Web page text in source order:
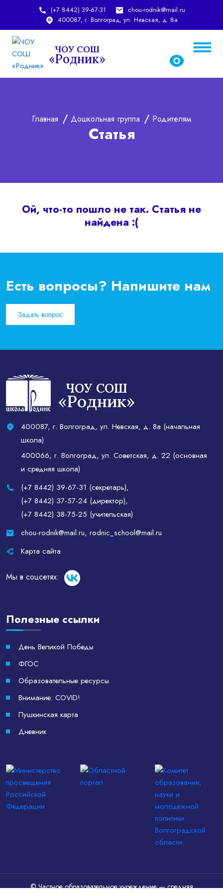
(+7 8442) 39-67-31 chou-rodnik@mail.ru
400087, г. Волгоград, ул. Невская, д. 8а
ЧОУ СОШ
«Родник»
Главная Дошкольная группа Родителям
Статья
Ой, что-то пошло не так. Статья не
найдена :(
Есть вопросы? Напишите нам
Задать вопрос
ЧОУ СОШ
«Родник»
400087, г. Волгоград, ул. Невская, д. 8а (начальная
школа)
400066, г. Волгоград, ул. Советская, д. 22 (основная
и средняя школа)
(+7 8442) 39-67-31 (секретарь),
(+7 8442) 37-57-24 (директор),
(+7 8442) 38-75-25 (учительская)
chou-rodnik@mail.ru, rodnic_school@mail.ru
Карта сайта
Мы в соцсетях:
Полезные ссылки
День Великой Победы
ФГОС
Образовательные ресурсы
Внимание: COVID!
Пушкинская карта
Дневник
© Частное образовательное учреждение — средняя